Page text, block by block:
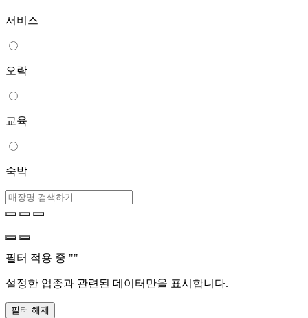
서비스
오락
교육
숙박
필터 적용 중 ""
설정한 업종과 관련된 데이터만을 표시합니다.
필터 해제